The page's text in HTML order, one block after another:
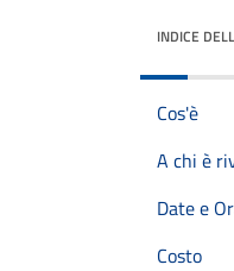
INDICE
Cos'è
A chi è
Date e
Costo